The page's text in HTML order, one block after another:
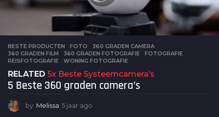
BESTE PRODUCTEN ,FOTO 360 GRADEN CAMERA
360 GRADEN FILM
,360 GRADEN FOTOGRAFIE ,FOTOGRAFIE
REISFOTOGRAFIE
,WONING FOTOGRAFIE
RELATED 5x Beste Systeemcamera’s
5 Beste 360 graden camera’s
by Melissa 5 jaar ago